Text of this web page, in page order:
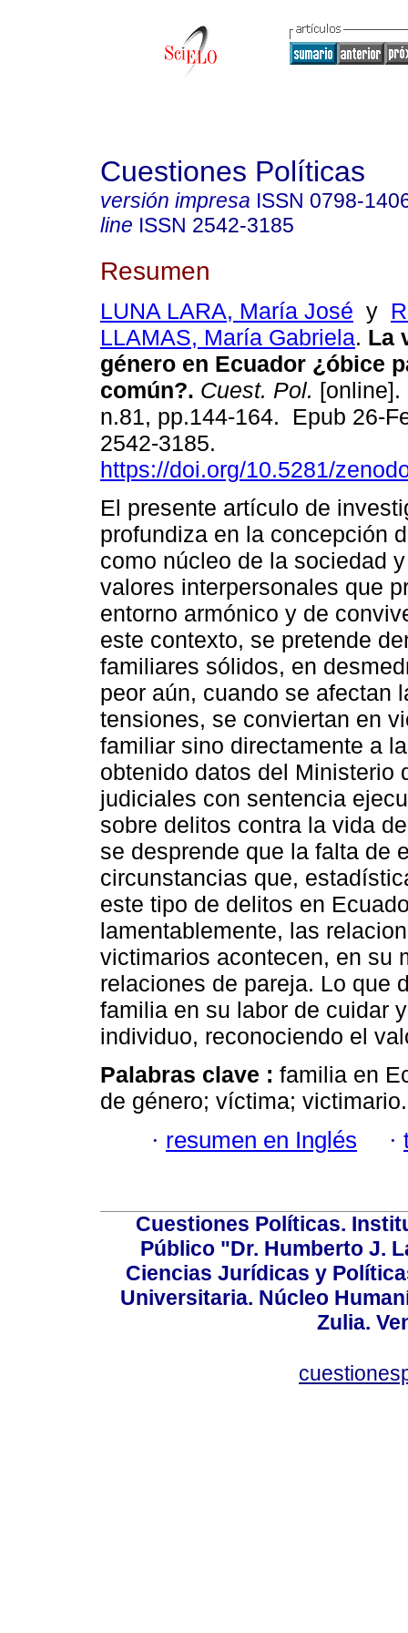
Cuestiones Políticas
versión impresa ISSN 0798-
line ISSN 2542-3185
Resumen
LUNA LARA, María José y
LLAMAS, María Gabriela. La
género en Ecuador ¿óbice
común?. Cuest. Pol. [online].
n.81, pp.144-164. Epub 26-
2542-3185.
https://doi.org/10.5281/
El presente artículo de
profundiza en la concepción
como núcleo de la sociedad
valores interpersonales que
entorno armónico y de
este contexto, se pretende
familiares sólidos, en
peor aún, cuando se afectan
tensiones, se conviertan en
familiar sino directamente a
obtenido datos del Ministerio
judiciales con sentencia
sobre delitos contra la vida
se desprende que la falta de
circunstancias que,
este tipo de delitos en
lamentablemente, las
victimarios acontecen, en su
relaciones de pareja. Lo que
familia en su labor de cuidar
individuo, reconociendo el
Palabras clave : familia en
de género; víctima; victimario.
· resumen en Inglés ·
Cuestiones Políticas.
Público "Dr. Humberto J.
Ciencias Jurídicas y
Universitaria. Núcleo
Zulia.